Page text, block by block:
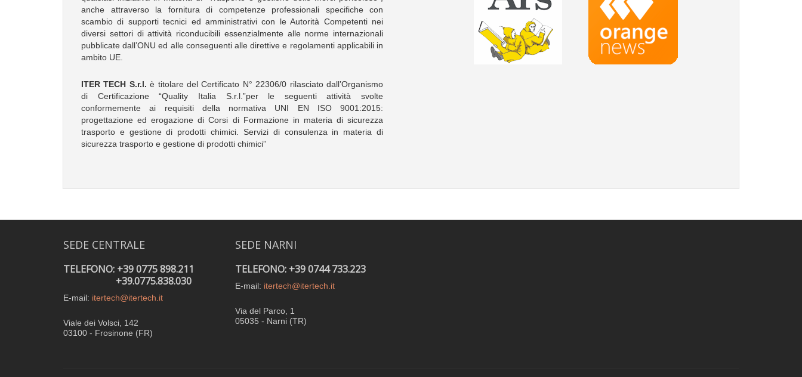
anche attraverso la fornitura di competenze professionali specifiche con
scambio di supporti tecnici ed amministrativi con le Autorità Competenti nei
diversi settori di attività riconducibili essenzialmente alle norme internazionali
pubblicate dall’ONU ed alle conseguenti alle direttive e regolamenti applicabili in
ambito UE.
ITER TECH S.r.l. è titolare del Certificato N° 22306/0 rilasciato dall’Organismo
di Certificazione “Quality Italia S.r.l.”per le seguenti attività svolte
conformemente ai requisiti della normativa UNI EN ISO 9001:2015:
progettazione ed erogazione di Corsi di Formazione in materia di sicurezza
trasporto e gestione di prodotti chimici. Servizi di consulenza in materia di
sicurezza trasporto e gestione di prodotti chimici”
SEDE CENTRALE
TELEFONO: +39 0775 898.211
+39.0775.838.030
E-mail: itertech@itertech.it
Viale dei Volsci, 142
03100 - Frosinone (FR)
SEDE NARNI
TELEFONO: +39 0744 733.223
E-mail: itertech@itertech.it
Via del Parco, 1
05035 - Narni (TR)